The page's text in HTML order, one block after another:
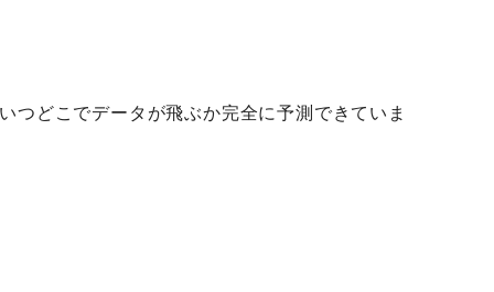
つどこでデータが飛ぶか完全に予測できていま